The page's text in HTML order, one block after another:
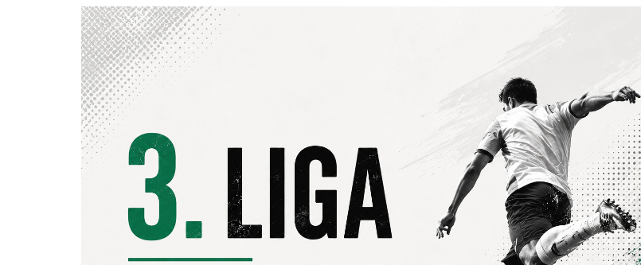
Team-News
Punktspiele
Pokalspiele
Testspiele
Archiv
Spielplan 2025/2026
Ewige Tabellen
DFB-Strafen
Stadion-Meilensteine
Das aktuelle
Preußenstadion
Zuschauerkapazität
Bau der Trainingsplätze
Zuschauer-Statistik
Rahmentermine
2026/2027
Stadien und Klubs